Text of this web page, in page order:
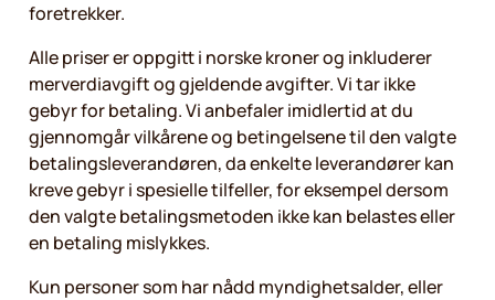
foretrekker.
Alle priser er oppgitt i norske kroner og inkluderer
merverdiavgift og gjeldende avgifter. Vi tar ikke
gebyr for betaling. Vi anbefaler imidlertid at du
gjennomgår vilkårene og betingelsene til den valgte
betalingsleverandøren, da enkelte leverandører kan
kreve gebyr i spesielle tilfeller, for eksempel dersom
den valgte betalingsmetoden ikke kan belastes eller
en betaling mislykkes.
Kun personer som har nådd myndighetsalder, eller